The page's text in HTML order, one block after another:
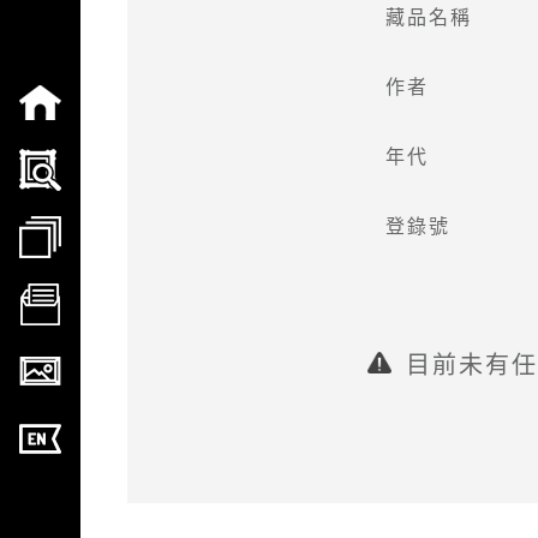
藏品名稱
作者
年代
登錄號
目前未有